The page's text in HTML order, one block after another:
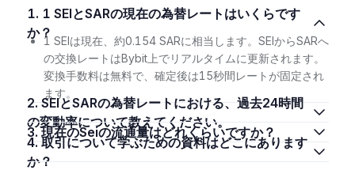
1. 1 SEIとSARの現在の為替レートはいくらです
か？
1 SEIは現在、約0.154 SARに相当します。SEIからSARへ
の交換レートはBybit上でリアルタイムに更新されます。
変換手数料は無料で、確定後は15秒間レートが固定され
ます。
2. SEIとSARの為替レートにおける、過去24時間
の変動率について教えてください。
3. 現在のSeiの流通量はどれくらいですか？
4. 取引について学ぶための資料はどこにあります
か？